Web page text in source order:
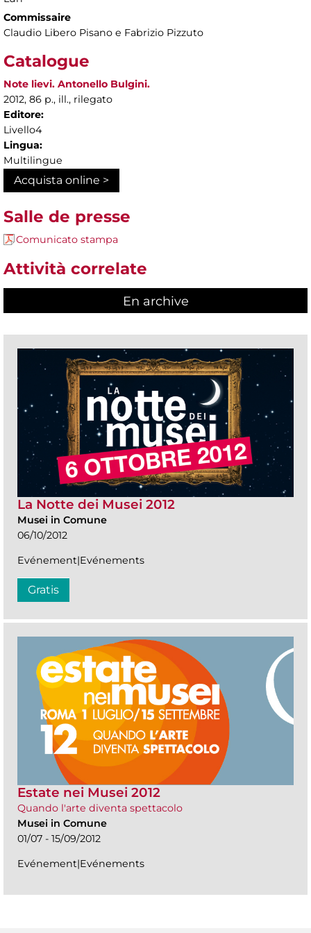
Commissaire
Claudio Libero Pisano e Fabrizio Pizzuto
Catalogue
Note lievi. Antonello Bulgini.
2012, 86 p., ill., rilegato
Editore:
Livello4
Lingua:
Multilingue
Acquista online >
Salle de presse
Comunicato stampa
Attività correlate
En archive
La Notte dei Musei 2012
Musei in Comune
06/10/2012
Evénement|Evénements
Gratis
Estate nei Musei 2012
Quando l'arte diventa spettacolo
Musei in Comune
01/07 - 15/09/2012
Evénement|Evénements